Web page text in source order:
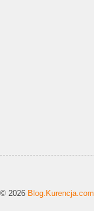
© 2026 Blog.Kurencja.com